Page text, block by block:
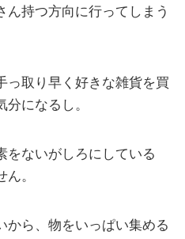
ん持つ方向に行ってしまう
っ取り早く好きな雑貨を買
になるし。
をないがしろにしている
。
から、物をいっぱい集める